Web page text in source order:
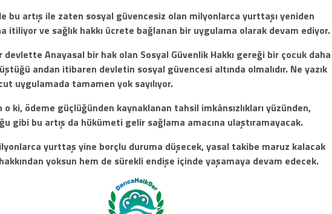
bu artış ile zaten sosyal güvencesiz olan milyonlarca yurttaşı yeniden
itiliyor ve sağlık hakkı ücrete bağlanan bir uygulama olarak devam ediyor.
devlette Anayasal bir hak olan Sosyal Güvenlik Hakkı gereği bir çocuk daha
andan itibaren devletin sosyal güvencesi altında olmalıdır. Ne yazık
uygulamada tamamen yok sayılıyor.
ki, ödeme güçlüğünden kaynaklanan tahsil imkânsızlıkları yüzünden,
gibi bu artış da hükümeti gelir sağlama amacına ulaştıramayacak.
yurttaş yine borçlu duruma düşecek, yasal takibe maruz kalacak
yoksun hem de sürekli endişe içinde yaşamaya devam edecek.